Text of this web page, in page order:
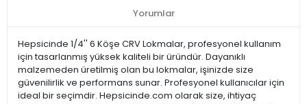
Yorumlar
Hepsicinde 1/4'' 6 Köşe CRV Lokmalar, profesyonel kullanım
için tasarlanmış yüksek kaliteli bir üründür. Dayanıklı
malzemeden üretilmiş olan bu lokmalar, işinizde size
güvenilirlik ve performans sunar. Profesyonel kullanıcılar için
ideal bir seçimdir. Hepsicinde.com olarak size, ihtiyaç